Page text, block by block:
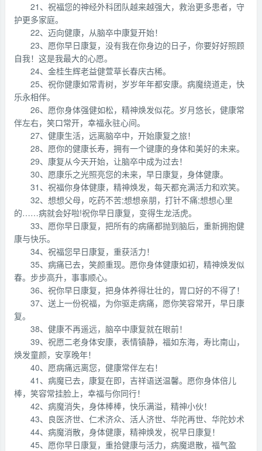
21、祝福您的神经外科团队越来越强大，救治更多患者，守
护更多家庭。
22、迈向健康，从脑卒中康复开始！
23、愿你早日康复，没有我在你身边的日子，你要好好照顾
自我！这是我最大的心愿。
24、金桂生辉老益健萱草长春庆古稀。
25、祝你健康如常青树，岁岁年年都安康。病魔绕道走，快
乐永相伴。
26、愿你身体强健如松，精神焕发似花。岁月悠长，健康常
伴左右，笑口常开，幸福永驻心间。
27、健康生活，远离脑卒中，开始康复之旅！
28、愿你的健康长寿，拥有一个键康的身体和美好的未来。
29、康复从今天开始，让脑卒中成为过去！
30、愿康乐之光照亮您的未来，早日康复，身体健康。
31、祝福你身体健康，精神焕发，每天都充满活力和欢笑。
32、想想父母，吃药不苦;想想亲朋，打针不痛;想想心里
的……病就会好啦!祝你早日康复，变得生龙活虎。
33、愿你早日康复，把所有的病痛都抛到脑后，重新拥抱健
康与快乐。
34、祝福您早日康复，重获活力！
35、病痛已去，笑颜重现。愿你身体健康如初，精神焕发似
春。步步高升，事事顺心。
36、祝你早日康复，把身体养得壮壮的，胃口好的不得了！
37、送上一份祝福，为你驱走病痛，愿你笑容常开，早日康
复。
38、健康不再遥远，脑卒中康复就在眼前！
39、祝愿二老身体安康，表情镇静，福如东海，寿比南山，
焕发童颜，安享晚年！
40、愿病痛远离您，健康常伴左右！
41、病魔已去，康复在即，吉祥语送温馨。愿你身体倍儿
棒，笑容常挂脸上，幸福与你同行！
42、病魔消失，身体棒棒，快乐满溢，精神小伙！
43、良医济世、仁术济众、活人济世、华陀再世、华陀妙术
44、病魔消散，身体健康，精神焕发，祝早日康复！
45、愿你早日康复，重拾健康与活力，病魔退散，福气盈